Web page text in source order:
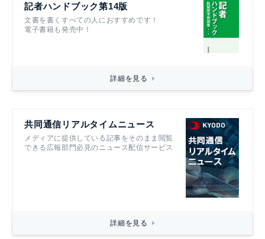
記者ハンドブック第14版
文書を書くすべての人におすすめです！
電子書籍も発売中！
詳細を見る
共同通信リアルタイムニュース
メディアに提供している記事をそのまま閲覧
できる広報部門必見のニュース配信サービス
詳細を見る